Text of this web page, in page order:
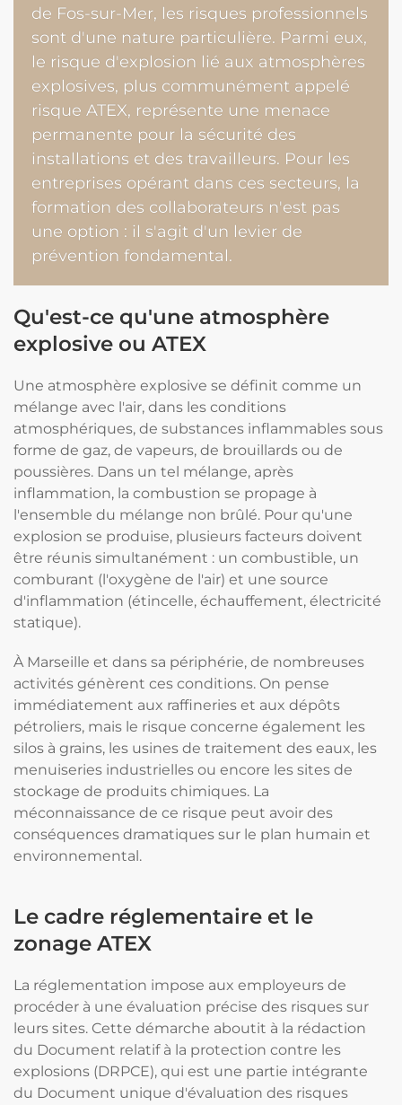
de Fos-sur-Mer, les risques professionnels
sont d'une nature particulière. Parmi eux,
le risque d'explosion lié aux atmosphères
explosives, plus communément appelé
risque ATEX, représente une menace
permanente pour la sécurité des
installations et des travailleurs. Pour les
entreprises opérant dans ces secteurs, la
formation des collaborateurs n'est pas
une option : il s'agit d'un levier de
prévention fondamental.
Qu'est-ce qu'une atmosphère
explosive ou ATEX
Une atmosphère explosive se définit comme un
mélange avec l'air, dans les conditions
atmosphériques, de substances inflammables sous
forme de gaz, de vapeurs, de brouillards ou de
poussières. Dans un tel mélange, après
inflammation, la combustion se propage à
l'ensemble du mélange non brûlé. Pour qu'une
explosion se produise, plusieurs facteurs doivent
être réunis simultanément : un combustible, un
comburant (l'oxygène de l'air) et une source
d'inflammation (étincelle, échauffement, électricité
statique).
À Marseille et dans sa périphérie, de nombreuses
activités génèrent ces conditions. On pense
immédiatement aux raffineries et aux dépôts
pétroliers, mais le risque concerne également les
silos à grains, les usines de traitement des eaux, les
menuiseries industrielles ou encore les sites de
stockage de produits chimiques. La
méconnaissance de ce risque peut avoir des
conséquences dramatiques sur le plan humain et
environnemental.
Le cadre réglementaire et le
zonage ATEX
La réglementation impose aux employeurs de
procéder à une évaluation précise des risques sur
leurs sites. Cette démarche aboutit à la rédaction
du Document relatif à la protection contre les
explosions (DRPCE), qui est une partie intégrante
du Document unique d'évaluation des risques